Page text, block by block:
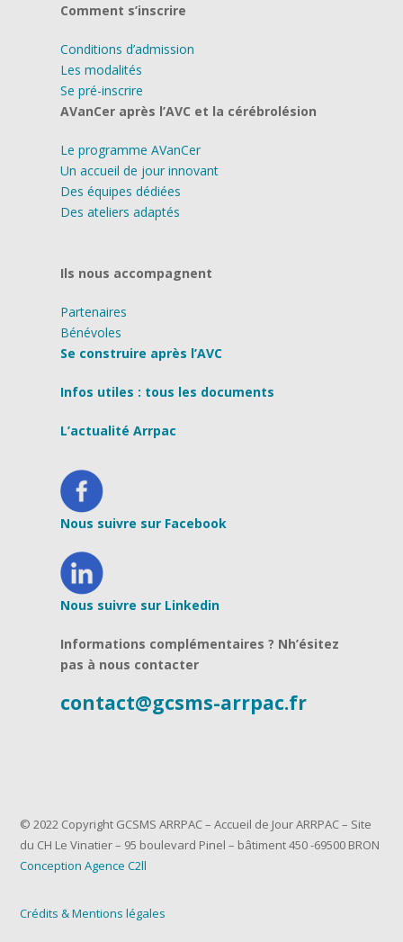
Comment s’inscrire
Conditions d’admission
Les modalités
Se pré-inscrire
AVanCer après l’AVC et la cérébrolésion
Le programme AVanCer
Un accueil de jour innovant
Des équipes dédiées
Des ateliers adaptés
Ils nous accompagnent
Partenaires
Bénévoles
Se construire après l’AVC
Infos utiles : tous les documents
L’actualité Arrpac
Nous suivre sur Facebook
Nous suivre sur Linkedin
Informations complémentaires ? Nh’ésitez
pas à nous contacter
contact@gcsms-arrpac.fr
© 2022 Copyright GCSMS ARRPAC – Accueil de Jour ARRPAC – Site
du CH Le Vinatier – 95 boulevard Pinel – bâtiment 450 -69500 BRON
Conception Agence C2ll
Crédits & Mentions légales